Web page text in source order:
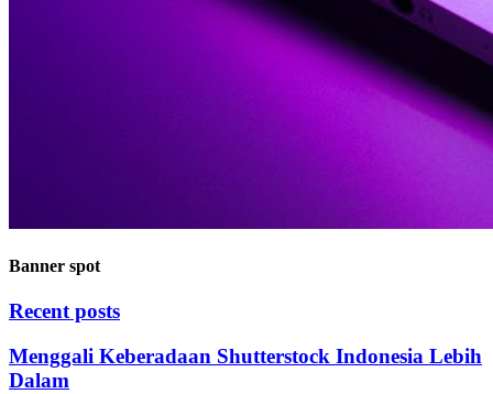
Banner spot
Recent posts
Menggali Keberadaan Shutterstock Indonesia Lebih
Dalam